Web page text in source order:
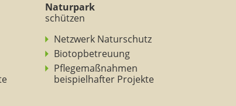
Naturpark
schützen
Netzwerk Naturschutz
Biotopbetreuung
Pflegemaßnahmen
beispielhafter Projekte